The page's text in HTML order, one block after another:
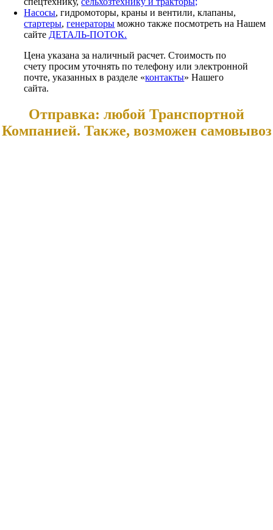
Насосы, гидромоторы, краны и вентили, клапаны,
стартеры,генераторы можно также посмотреть на Нашем
сайте ДЕТАЛЬ-ПОТОК.
Цена указана за наличный расчет. Стоимость по
счету просим уточнять по телефону или электронной
почте, указанных в разделе «контакты» Нашего
сайта.
Отправка: любой Транспортной
Компанией. Также, возможен самовывоз